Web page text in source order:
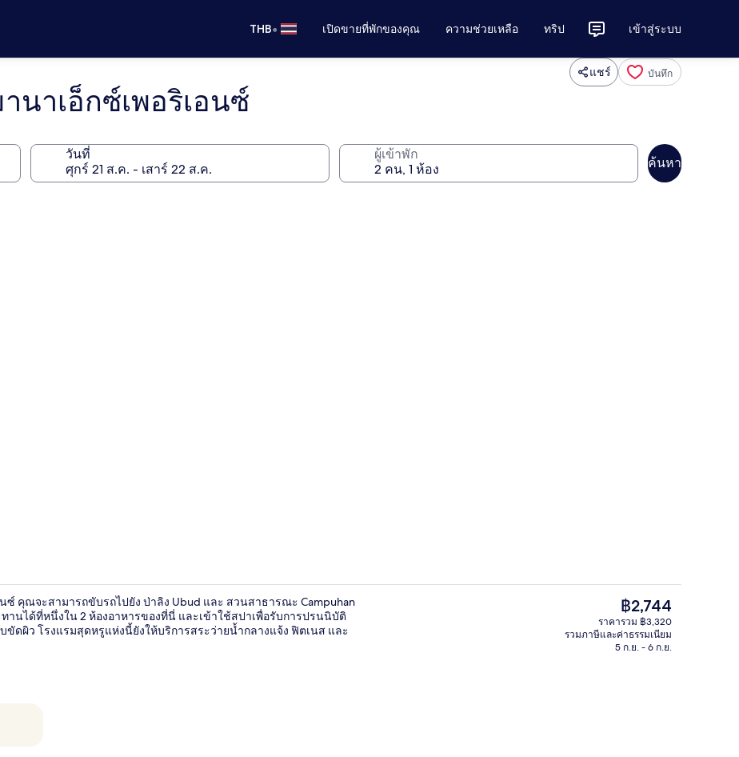
THB• เปิดขายที่พักของคุณ ความช่วยเหลือ ทริป เข้าสู่ระบบ
แชร์ บันทึก
นาเอ็กซ์เพอริเอนซ์
วันที่ ผู้เข้าพัก
ค้นหา
Deluxe Double Room with Garden View and Daily Afternoon Tea | มินิบาร์, ตู้นิรภัยในห้อ
ซ์ คุณจะสามารถขับรถไปยัง ป่าลิง Ubud และ สวนสาธารณะ Campuhan
านได้ที่หนึ่งใน 2 ห้องอาหารของที่นี่ และเข้าใช้สปาเพื่อรับการปรนนิบัติ
ผิว โรงแรมสุดหรูแห่งนี้ยังให้บริการสระว่ายน้ำกลางแจ้ง ฟิตเนส และ
ราคา
ปัจจุบัน
฿2,744
฿2,744
ราคารวม ฿3,320
รวมภาษีและค่าธรรมเนียม
5 ก.ย. - 6 ก.ย.